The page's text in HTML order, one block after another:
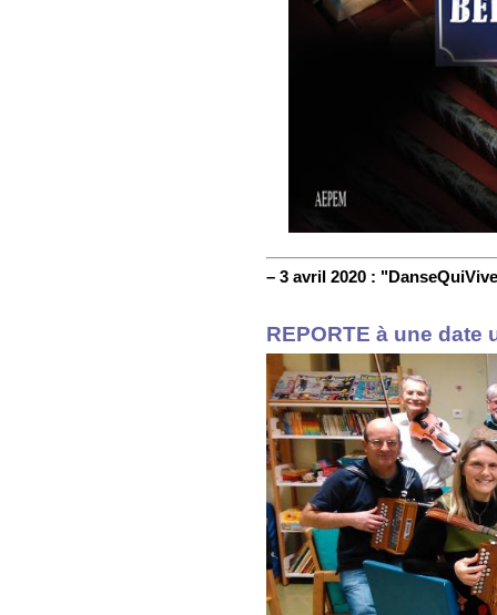
– 3 avril 2020 :
REPORTE à une date